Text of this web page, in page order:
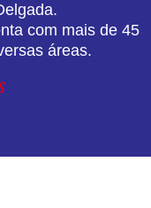
com mais de 45
áreas.